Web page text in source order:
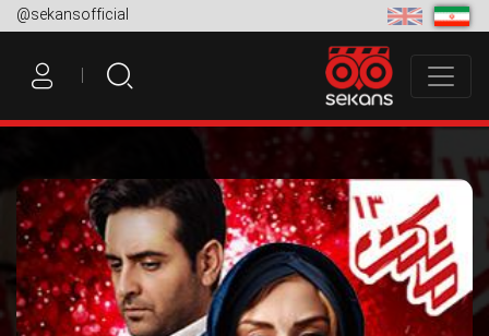
@sekansofficial